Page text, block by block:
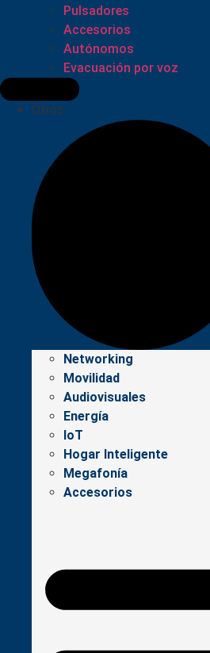
Pulsadores
Accesorios
Autónomos
Evacuación por voz
Otros
Networking
Movilidad
Audiovisuales
Energía
IoT
Hogar Inteligente
Megafonía
Accesorios